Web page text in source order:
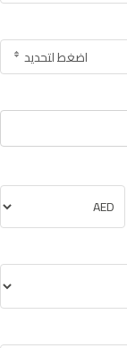
اضغط لتحديد